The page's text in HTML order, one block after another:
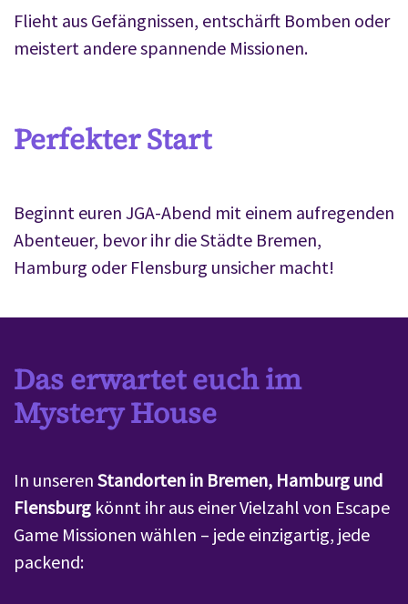
Flieht aus Gefängnissen, entschärft Bomben oder
meistert andere spannende Missionen.
Perfekter Start
Beginnt euren JGA-Abend mit einem aufregenden
Abenteuer, bevor ihr die Städte Bremen,
Hamburg oder Flensburg unsicher macht!
Das erwartet euch im
Mystery House
In unseren Standorten in Bremen, Hamburg und
Flensburg könnt ihr aus einer Vielzahl von Escape
Game Missionen wählen – jede einzigartig, jede
packend: